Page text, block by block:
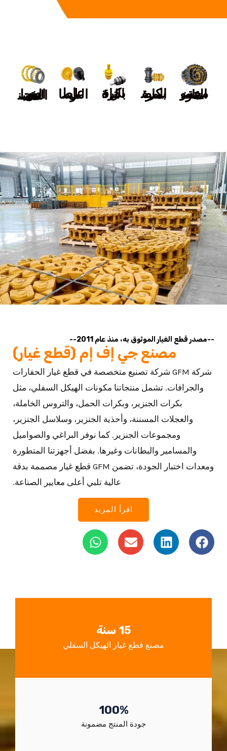
مجموعة المضمار بكرة المضمار بكرة الناقل عاطل المسار ضرس العجلة المسننة
--مصدر قطع الغيار الموثوق به، منذ عام 2011--
مصنع جي إف إم (قطع غيار)
شركة GFM شركة تصنيع متخصصة في قطع غيار الحفارات
والجرافات. تشمل منتجاتنا مكونات الهيكل السفلي، مثل
بكرات الجنزير، وبكرات الحمل، والتروس الخاملة،
والعجلات المسننة، وأحذية الجنزير، وسلاسل الجنزير،
ومجموعات الجنزير. كما نوفر البراغي والصواميل
والمسامير والبطانات وغيرها. بفضل أجهزتنا المتطورة
ومعدات اختبار الجودة، تضمن GFM قطع غيار مصممة بدقة
عالية تلبي أعلى معايير الصناعة.
اقرأ المزيد
ف
ي
ك
ل
ي
إ
ظ
ر
و
ا
ب
15 سنة
مصنع قطع غيار الهيكل السفلي
100%
جودة المنتج مضمونة